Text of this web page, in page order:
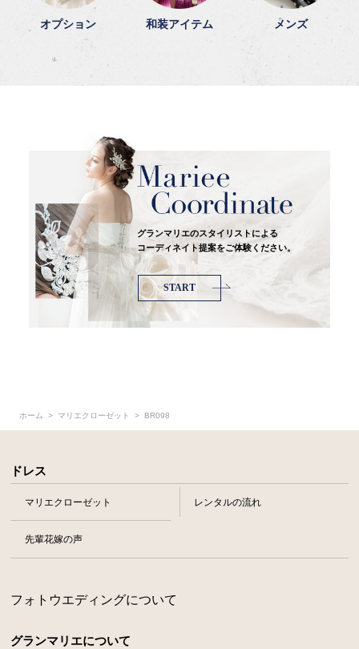
オプション 和装アイテム メンズ
グランマリエのスタイリストによる
コーディネイト提案をご体験ください。
START
ホーム マリエクローゼット BR098
ドレス
マリエクローゼット レンタルの流れ
先輩花嫁の声
フォトウエディングについて
グランマリエについて